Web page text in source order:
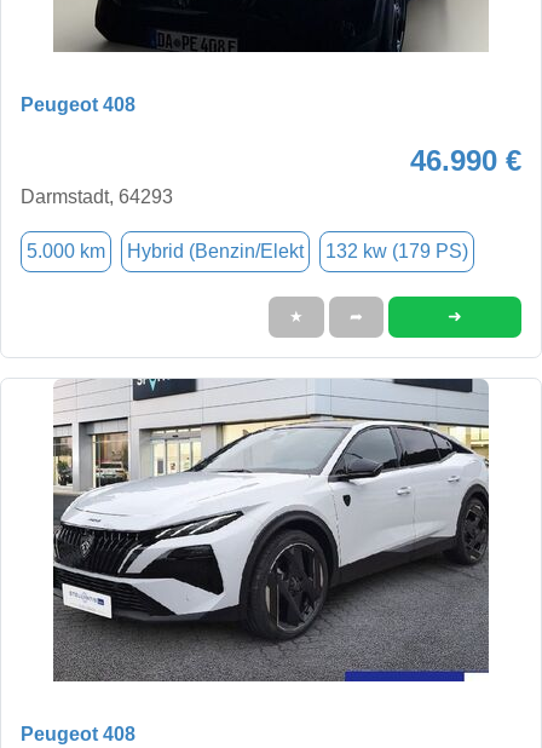
Peugeot 408
46.990 €
Darmstadt, 64293
5.000 km Hybrid (Benzin/Elekt 132 kw (179 PS)
★ ➦ ➜
Peugeot 408